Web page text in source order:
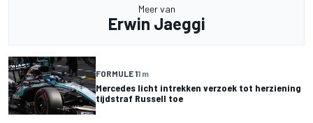
Meer van
Erwin Jaeggi
FORMULE 11 m
Mercedes licht intrekken verzoek tot herziening
tijdstraf Russell toe